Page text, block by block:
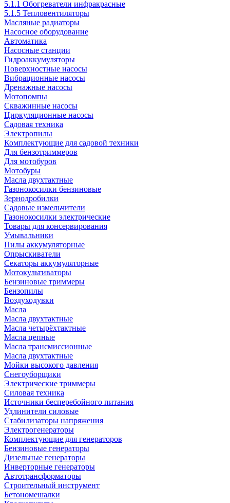
5.1.1 Обогреватели инфракрасные
5.1.5 Тепловентиляторы
Масляные радиаторы
Насосное оборудование
Автоматика
Насосные станции
Гидроаккумуляторы
Поверхностные насосы
Вибрационные насосы
Дренажные насосы
Мотопомпы
Скважинные насосы
Циркуляционные насосы
Садовая техника
Электропилы
Комплектующие для садовой техники
Для бензотриммеров
Для мотобуров
Мотобуры
Масла двухтактные
Газонокосилки бензиновые
Зернодробилки
Садовые измельчители
Газонокосилки электрические
Товары для консервирования
Умывальники
Пилы аккумуляторные
Опрыскиватели
Секаторы аккумуляторные
Мотокультиваторы
Бензиновые триммеры
Бензопилы
Воздуходувки
Масла
Масла двухтактные
Масла четырёхтактные
Масла цепные
Масла трансмиссионные
Масла двухтактные
Мойки высокого давления
Снегоуборщики
Электрические триммеры
Силовая техника
Источники бесперебойного питания
Удлинители силовые
Стабилизаторы напряжения
Электрогенераторы
Комплектующие для генераторов
Бензиновые генераторы
Дизельные генераторы
Инверторные генераторы
Автотрансформаторы
Строительный инструмент
Бетономешалки